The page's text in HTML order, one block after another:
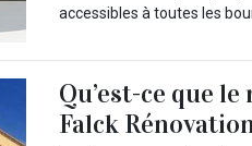
accessibles à toutes les
Qu’est-ce que
Falck